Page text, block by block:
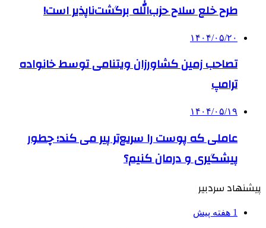
طرح خلع سلاح حزب‌الله برگشت‌ناپذیر است!
۱۴۰۴/۰۵/۲۰
تصاحب زمین کشاورزان ویتنامی توسط خانواده
ترامپ
۱۴۰۴/۰۵/۱۹
عاملی که پوست را سریع‌تر پیر می کند؛ چطور
پیشگیری و درمان کنیم؟
پیشنهاد سردبیر
1 هفته پیش